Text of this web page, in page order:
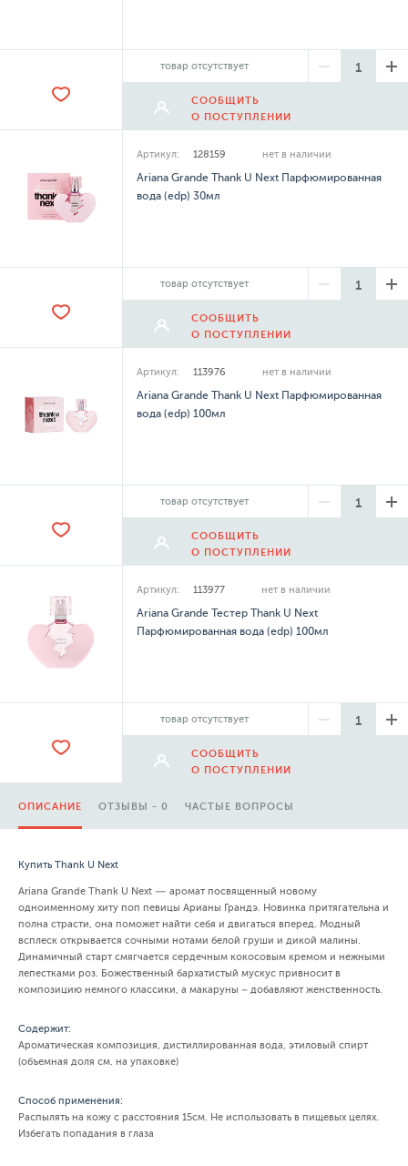
товар отсутствует
СООБЩИТЬ
О ПОСТУПЛЕНИИ
Артикул: 128159 нет в наличии
Ariana Grande Thank U Next Парфюмированная
вода (edp) 30мл
товар отсутствует
СООБЩИТЬ
О ПОСТУПЛЕНИИ
Артикул: 113976 нет в наличии
Ariana Grande Thank U Next Парфюмированная
вода (edp) 100мл
товар отсутствует
СООБЩИТЬ
О ПОСТУПЛЕНИИ
Артикул: 113977 нет в наличии
Ariana Grande Тестер Thank U Next
Парфюмированная вода (edp) 100мл
товар отсутствует
СООБЩИТЬ
О ПОСТУПЛЕНИИ
ОПИСАНИЕ ОТЗЫВЫ - 0 ЧАСТЫЕ ВОПРОСЫ
Купить Thank U Next
Ariana Grande Thank U Next — аромат посвященный новому
одноименному хиту поп певицы Арианы Грандэ. Новинка притягательна и
полна страсти, она поможет найти себя и двигаться вперед. Модный
всплеск открывается сочными нотами белой груши и дикой малины.
Динамичный старт смягчается сердечным кокосовым кремом и нежными
лепестками роз. Божественный бархатистый мускус привносит в
композицию немного классики, а макаруны – добавляют женственность.
Содержит:
Ароматическая композиция, дистиллированная вода, этиловый спирт
(объемная доля см. на упаковке)
Способ применения:
Распылять на кожу с расстояния 15см. Не использовать в пищевых целях.
Избегать попадания в глаза